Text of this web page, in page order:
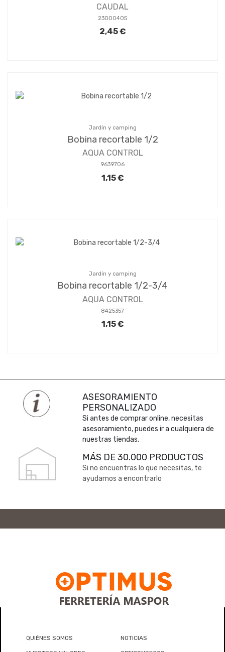
CAUDAL
23000405
2,45 €
Jardín y camping
Bobina recortable 1/2
AQUA CONTROL
9639706
1,15 €
Jardín y camping
Bobina recortable 1/2-3/4
AQUA CONTROL
8425357
1,15 €
ASESORAMIENTO
PERSONALIZADO
Si antes de comprar online, necesitas
asesoramiento, puedes ir a cualquiera de
nuestras tiendas.
MÁS DE 30.000 PRODUCTOS
Si no encuentras lo que necesitas, te
ayudamos a encontrarlo
QUIÉNES SOMOS NOTICIAS